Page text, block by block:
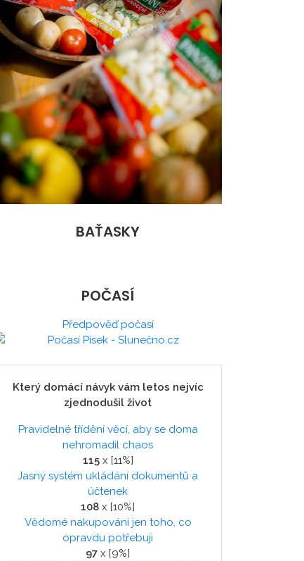
BAŤASKY
POČASÍ
Předpověď počasí
Který domácí návyk vám letos nejvíc
zjednodušil život
Pravidelné třídění věcí, aby se doma
nehromadil chaos
115x [11%]
Jasný systém ukládání dokumentů a
účtenek
108 x [10%]
Vědomé nakupování jen toho, co
opravdu potřebuji
97 x [9%]